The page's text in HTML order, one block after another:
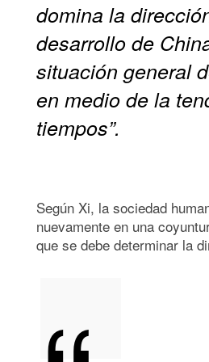
domina la
desarrollo de
situación general
en medio de la
tiempos”.
Según Xi, la sociedad
nuevamente en una
que se debe determinar la